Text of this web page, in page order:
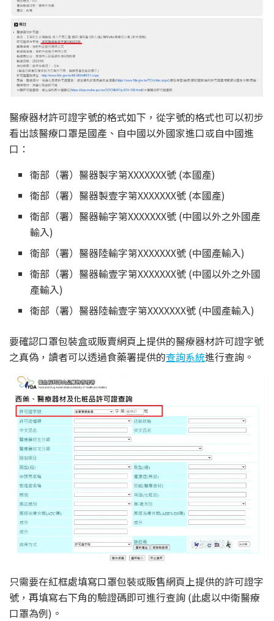
醫療器材許可證字號的格式如下，從字號的格式也可以初步
看出該醫療口罩是國產、自中國以外國家進口或自中國進
口：
衛部（署）醫器製字第XXXXXXX號 (本國產)
衛部（署）醫器製壹字第XXXXXXX號 (本國產)
衛部（署）醫器輸字第XXXXXXX號 (中國以外之外國產
輸入)
衛部（署）醫器陸輸字第XXXXXXX號 (中國產輸入)
衛部（署）醫器輸壹字第XXXXXXX號 (中國以外之外國
產輸入)
衛部（署）醫器陸輸壹字第XXXXXXX號 (中國產輸入)
要確認口罩包裝盒或販賣網頁上提供的醫療器材許可證字號
之真偽，讀者可以透過食藥署提供的查詢系統進行查詢。
只需要在紅框處填寫口罩包裝或販售網頁上提供的許可證字
號，再填寫右下角的驗證碼即可進行查詢 (此處以中衛醫療
口罩為例)。